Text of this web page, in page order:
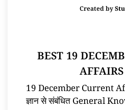
Created by
BEST 19
19 December Current
ज्ञान से संबंधित General